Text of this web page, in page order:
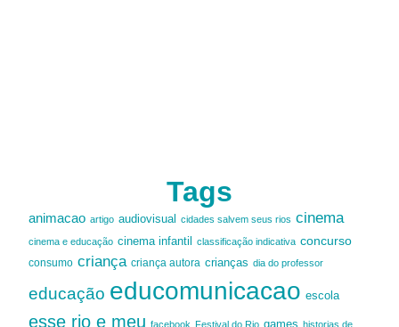
Tags
animacao artigo audiovisual cidades salvem seus rios cinema
cinema e educação cinema infantil classificação indicativa concurso
consumo criança criança autora crianças dia do professor
educação educomunicacao escola
esse rio e meu facebook Festival do Rio historias de